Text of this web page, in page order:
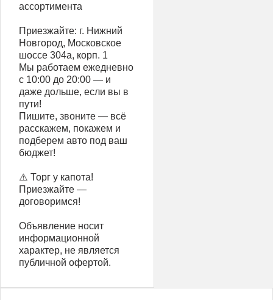
ассортимента
Приезжайте: г. Нижний
Новгород, Московское
шоссе 304а, корп. 1
Мы работаем ежедневно
с 10:00 до 20:00 — и
даже дольше, если вы в
пути!
Пишите, звоните — всё
расскажем, покажем и
подберем авто под ваш
бюджет!
⚠️ Торг у капота!
Приезжайте —
договоримся!
Объявление носит
информационной
характер, не является
публичной офертой.